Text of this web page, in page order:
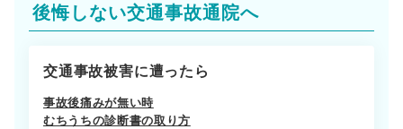
後悔しない交通事故通院へ
交通事故被害に遭ったら
事故後痛みが無い時
むちうちの診断書の取り方